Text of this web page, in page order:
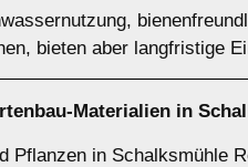
bieten aber langfristige
Materialien in
Pflanzen in Schalksmühle